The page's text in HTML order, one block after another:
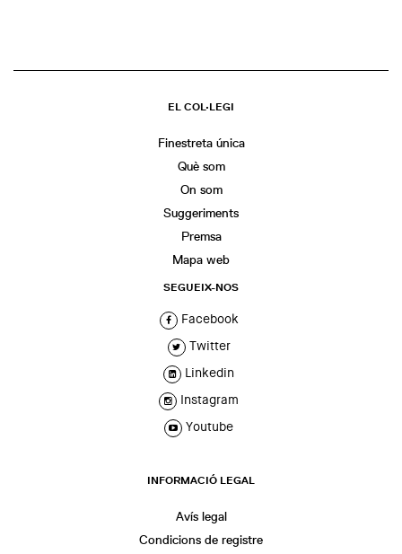
EL COL·LEGI
Finestreta única
Què som
On som
Suggeriments
Premsa
Mapa web
SEGUEIX-NOS
Facebook
Twitter
Linkedin
Instagram
Youtube
INFORMACIÓ LEGAL
Avís legal
Condicions de registre